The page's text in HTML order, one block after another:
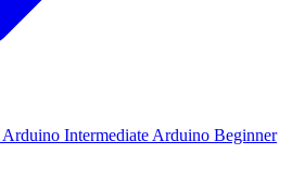
Arduino Intermediate Arduino Beginner